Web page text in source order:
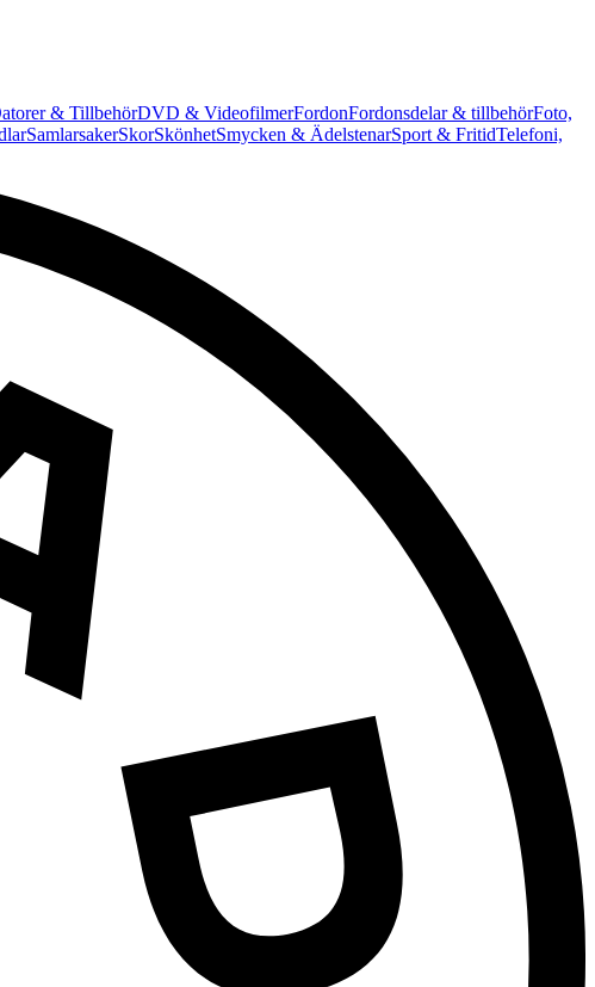
& TillbehörDVD & VideofilmerFordonFordonsdelar & tillbehörFoto,
SamlarsakerSkorSkönhetSmycken & ÄdelstenarSport & FritidTelefoni,